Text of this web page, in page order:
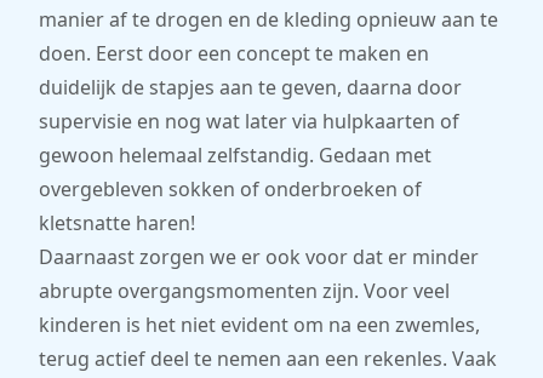
manier af te drogen en de kleding opnieuw aan te
doen. Eerst door een concept te maken en
duidelijk de stapjes aan te geven, daarna door
supervisie en nog wat later via hulpkaarten of
gewoon helemaal zelfstandig. Gedaan met
overgebleven sokken of onderbroeken of
kletsnatte haren!
Daarnaast zorgen we er ook voor dat er minder
abrupte overgangsmomenten zijn. Voor veel
kinderen is het niet evident om na een zwemles,
terug actief deel te nemen aan een rekenles. Vaak